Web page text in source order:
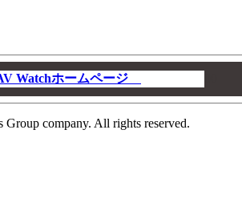
Watchホームページ
company. All rights reserved.